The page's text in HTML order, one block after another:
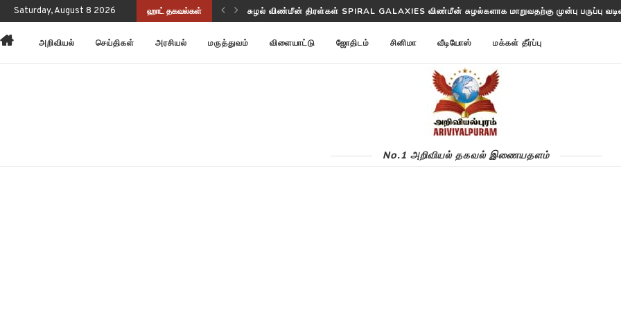
Saturday, August 8 2026 ஹாட் தகவல்கள் சுழல் விண்மீன் திரள்கள் SPIRAL GALAXIES விண்மீன் சுழல்களாக மாறுவதற்கு முன்பு பருப்பு
அறிவியல் செய்திகள் அரசியல் மருத்துவம் விளையாட்டு ஜோதிடம் சினிமா வீடியோஸ் மக்கள் தீர்ப்பு
No.1 அறிவியல் தகவல் இணையதளம்